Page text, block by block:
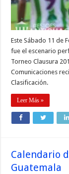
Este Sábado 11 de
fue el escenario
Torneo Clausura
Comunicaciones
Clasificación.
Leer Más »
Calendario
Guatemala